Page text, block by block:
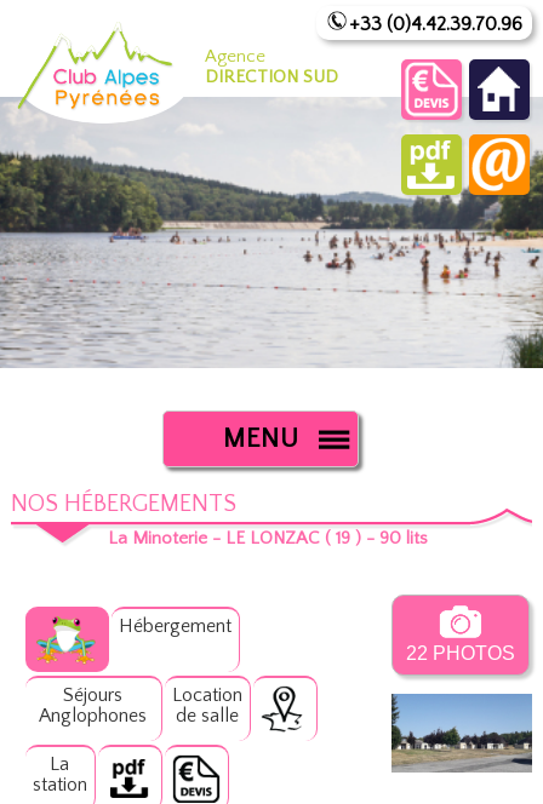
Agence
DIRECTION SUD
+33 (0)4.42.39.70.96
MENU
NOS HÉBERGEMENTS
La Minoterie - LE LONZAC ( 19 ) - 90 lits
Hébergement
Séjours
Anglophones
Location
de salle
La
station
22 PHOTOS